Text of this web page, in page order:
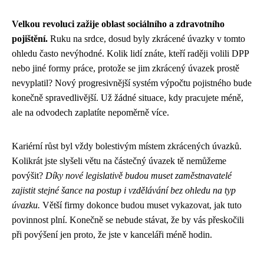
Velkou revoluci zažije oblast sociálního a zdravotního
pojištění. Ruku na srdce, dosud byly zkrácené úvazky v tomto
ohledu často nevýhodné. Kolik lidí znáte, kteří raději volili DPP
nebo jiné formy práce, protože se jim zkrácený úvazek prostě
nevyplatil? Nový progresivnější systém výpočtu pojistného bude
konečně spravedlivější. Už žádné situace, kdy pracujete méně,
ale na odvodech zaplatíte nepoměrně více.
Kariérní růst byl vždy bolestivým místem zkrácených úvazků.
Kolikrát jste slyšeli větu na částečný úvazek tě nemůžeme
povýšit? Díky nové legislativě budou muset zaměstnavatelé
zajistit stejné šance na postup i vzdělávání bez ohledu na typ
úvazku. Větší firmy dokonce budou muset vykazovat, jak tuto
povinnost plní. Konečně se nebude stávat, že by vás přeskočili
při povýšení jen proto, že jste v kanceláři méně hodin.